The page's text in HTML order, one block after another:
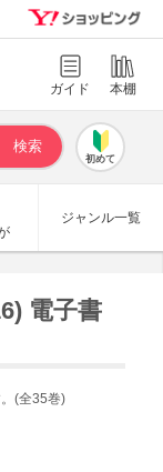
ガイド 本棚
初めて
ジャンル一覧
電子書
(全35巻)